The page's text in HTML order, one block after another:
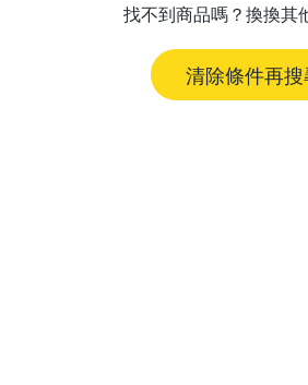
找不到商品嗎？換換其
清除條件再